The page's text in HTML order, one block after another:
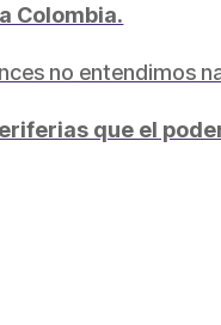
Colombia.
no entendimos
que el